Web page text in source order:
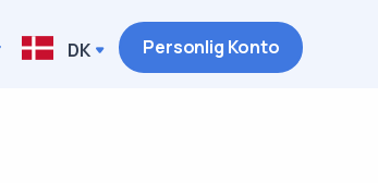
DK Personlig Konto